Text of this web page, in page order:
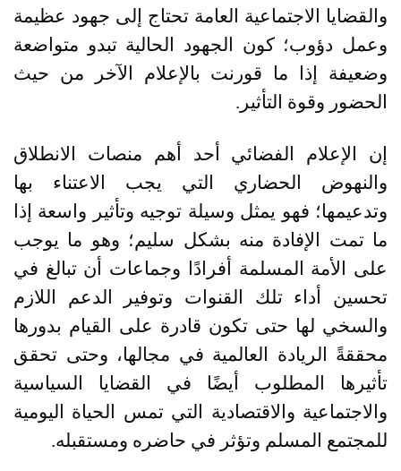
والقضايا الاجتماعية العامة تحتاج إلى جهود عظيمة
وعمل دؤوب؛ كون الجهود الحالية تبدو متواضعة
وضعيفة إذا ما قورنت بالإعلام الآخر من حيث
الحضور وقوة التأثير .
إن الإعلام الفضائي أحد أهم منصات الانطلاق
والنهوض الحضاري التي يجب الاعتناء بها
وتدعيمها؛ فهو يمثل وسيلة توجيه وتأثير واسعة إذا
ما تمت الإفادة منه بشكل سليم؛ وهو ما يوجب
على الأمة المسلمة أفرادًا وجماعات أن تبالغ في
تحسين أداء تلك القنوات وتوفير الدعم اللازم
والسخي لها حتى تكون قادرة على القيام بدورها
محققةً الريادة العالمية في مجالها، وحتى تحقق
تأثيرها المطلوب أيضًا في القضايا السياسية
والاجتماعية والاقتصادية التي تمس الحياة اليومية
للمجتمع المسلم وتؤثر في حاضره ومستقبله.